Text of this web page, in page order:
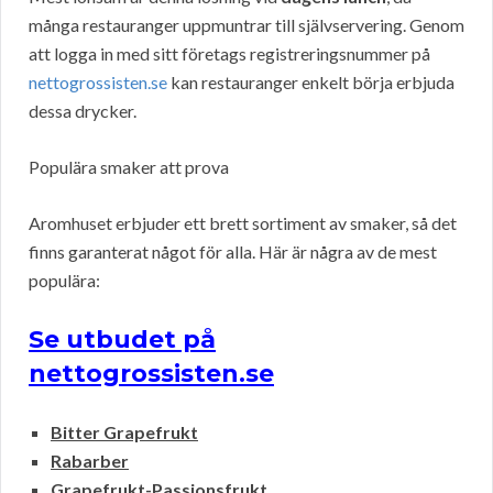
många restauranger uppmuntrar till självservering. Genom
att logga in med sitt företags registreringsnummer på
nettogrossisten.se kan restauranger enkelt börja erbjuda
dessa drycker.
Populära smaker att prova
Aromhuset erbjuder ett brett sortiment av smaker, så det
finns garanterat något för alla. Här är några av de mest
populära:
Se utbudet på
nettogrossisten.se
Bitter Grapefrukt
Rabarber